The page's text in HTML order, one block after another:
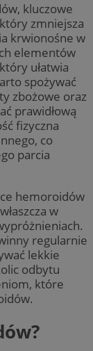
kluczowe
zmniejsza
krwionośne w
elementów
ułatwia
spożywać
zbożowe oraz
prawidłową
fizyczna
co
parcia
hemoroidów
w
regularnie
lekkie
odbytu
które